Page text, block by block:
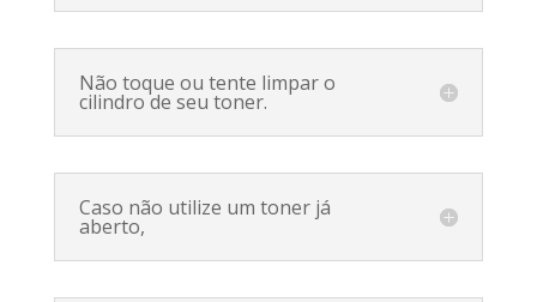
Não toque ou tente limpar o
cilindro de seu toner.
Caso não utilize um toner já
aberto,